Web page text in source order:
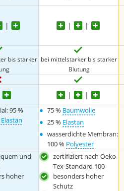
bis starker bei mittelstarker bis starker
Blutung
95 %
Elastan
• 75 % Baumwolle
• 25 % Elastan
• wasserdichte Membran:
100 % Polyester
und
hoher
zertifiziert nach Oeko-
Tex-Standard 100
besonders hoher
Schutz